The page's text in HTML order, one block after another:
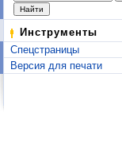
Инструменты
Спецстраницы
Версия для печати